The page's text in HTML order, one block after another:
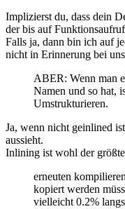
Implizierst du, dass dein
der bis auf
Falls ja, dann bin ich auf
nicht in Erinnerung bei
ABER: Wenn man
Namen und so hat,
Umstrukturieren.
Ja, wenn nicht geinlined
aussieht.
Inlining ist wohl der
erneuten
kopiert werden
vielleicht 0.2%